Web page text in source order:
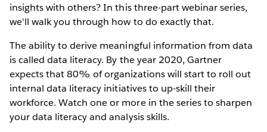
insights with others? In this three-part webinar series,
we'll walk you through how to do exactly that.
The ability to derive meaningful information from data
is called data literacy. By the year 2020, Gartner
expects that 80% of organizations will start to roll out
internal data literacy initiatives to up-skill their
workforce. Watch one or more in the series to sharpen
your data literacy and analysis skills.